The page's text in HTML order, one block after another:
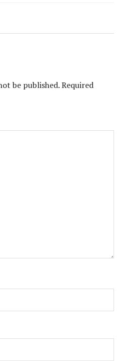
be published. Required